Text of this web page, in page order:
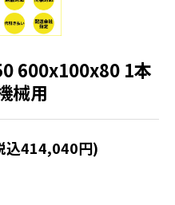
600x100x80 1本
械用
414,040円)